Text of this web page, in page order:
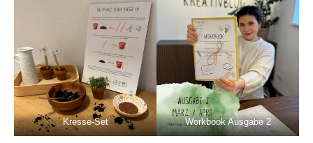
Kresse-Set Workbook Ausgabe 2